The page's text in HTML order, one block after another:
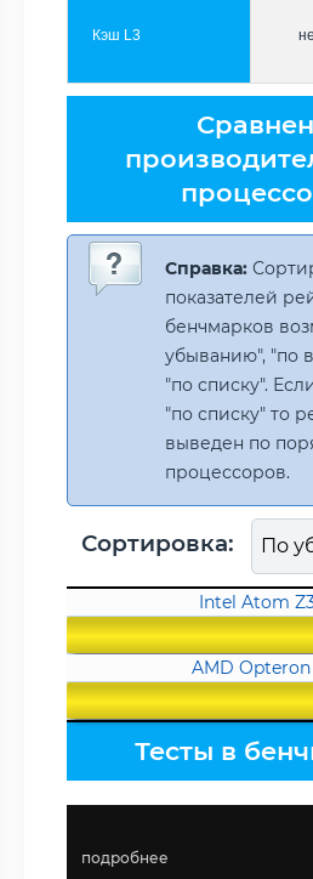
Кэш L3
Справка:
показателей
бенчмарков
убыванию", "по
"по списку".
"по списку" то
выведен по
процессоров.
Сортировка:
Intel Atom
AMD Opteron
Тесты в
подробнее